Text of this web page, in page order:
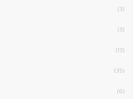
(3)
(3)
(13)
(35)
(6)